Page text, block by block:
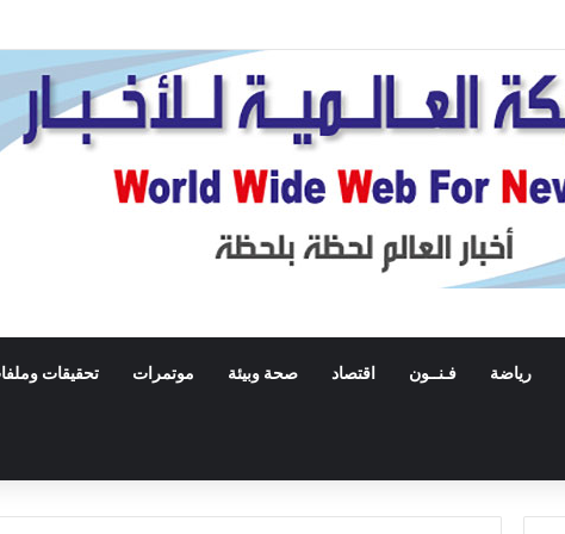
رياضة فـنــون اقتصاد صحة وبيئة موتمرات تحقيقات